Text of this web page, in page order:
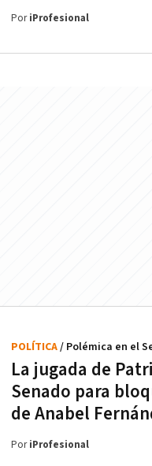
PoriProfesional
La jugada de
Senado para
de Anabel
POLÍTICA/ Polémica en el
PoriProfesional